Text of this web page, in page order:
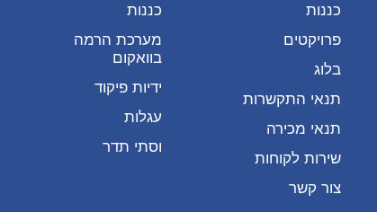
כננות
פרויקטים
בלוג
תנאי התקשרות
תנאי מכירה
שירות לקוחות
צור קשר
כננות
מערכת הרמה
בוואקום
ידיות פיקוד
עגלות
וסתי תדר